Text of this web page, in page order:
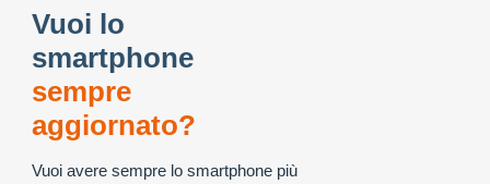
Vuoi lo
smartphone
sempre
aggiornato?
Vuoi avere sempre lo smartphone più